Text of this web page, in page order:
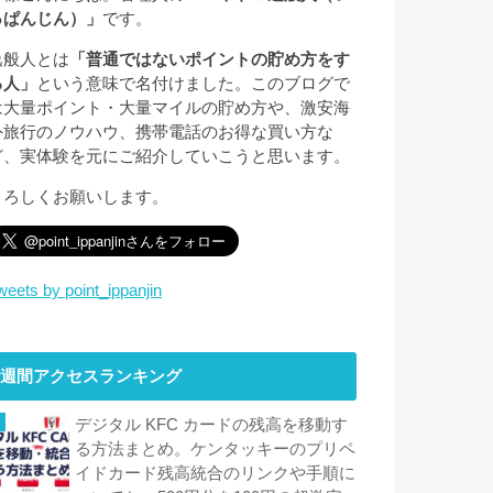
んじん）」 です。
般人とは 「普通ではないポイントの貯め方をす
」
という意味で名付けました。このブログで
大量ポイント・大量マイルの貯め方や、激安海
旅行のノウハウ、携帯電話のお得な買い方な
、実体験を元にご紹介していこうと思います。
しくお願いします。
by point_ippanjin
週間アクセスランキング
デジタル KFC カードの残高を移動す
る方法まとめ。ケンタッキーのプリペ
イドカード残高統合のリンクや手順に